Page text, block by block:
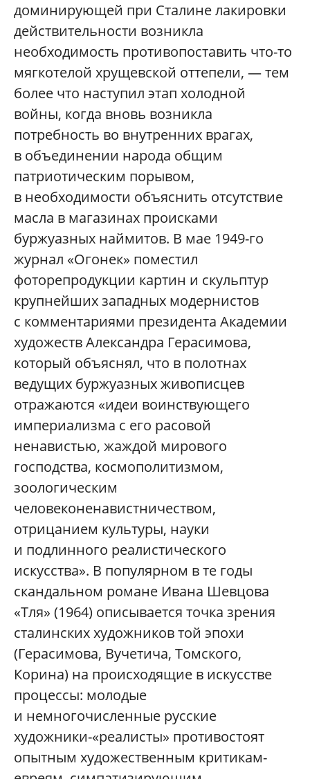
доминирующей при Сталине лакировки
действительности возникла
необходимость противопоставить что-то
мягкотелой хрущевской оттепели, — тем
более что наступил этап холодной
войны, когда вновь возникла
потребность во внутренних врагах,
в объединении народа общим
патриотическим порывом,
в необходимости объяснить отсутствие
масла в магазинах происками
буржуазных наймитов. В мае 1949-го
журнал «Огонек» поместил
фоторепродукции картин и скульптур
крупнейших западных модернистов
с комментариями президента Академии
художеств Александра Герасимова,
который объяснял, что в полотнах
ведущих буржуазных живописцев
отражаются «идеи воинствующего
империализма с его расовой
ненавистью, жаждой мирового
господства, космополитизмом,
зоологическим
человеконенавистничеством,
отрицанием культуры, науки
и подлинного реалистического
искусства». В популярном в те годы
скандальном романе Ивана Шевцова
«Тля» (1964) описывается точка зрения
сталинских художников той эпохи
(Герасимова, Вучетича, Томского,
Корина) на происходящие в искусстве
процессы: молодые
и немногочисленные русские
художники-«реалисты» противостоят
опытным художественным критикам-